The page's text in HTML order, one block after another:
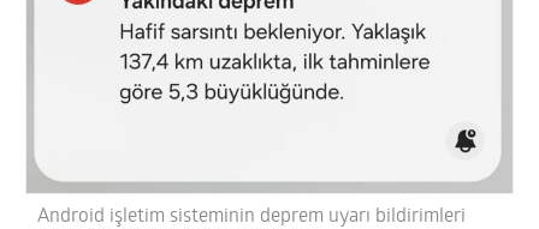
Android işletim sisteminin deprem uyarı bildirimleri